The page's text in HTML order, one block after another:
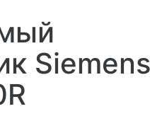
Siemens